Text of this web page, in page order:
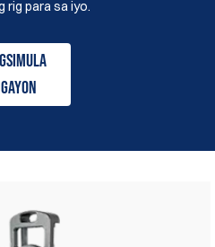
rig para sa iyo.